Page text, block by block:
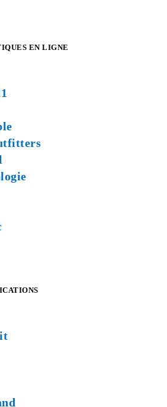
EN LIGNE